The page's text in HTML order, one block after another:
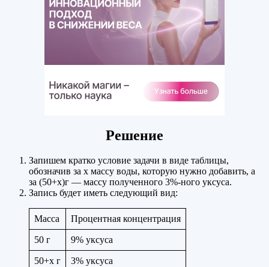
Решение
Запишем кратко условие задачи в виде таблицы,
обозначив за х массу воды, которую нужно добавить, а
за (50+х)г — массу полученного 3%-ного уксуса.
Запись будет иметь следующий вид:
Масса Процентная концентрация
50 г 9% уксуса
50+x г 3% уксуса